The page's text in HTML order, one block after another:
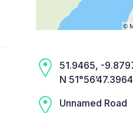
51.9465, -
N
Unnamed Road